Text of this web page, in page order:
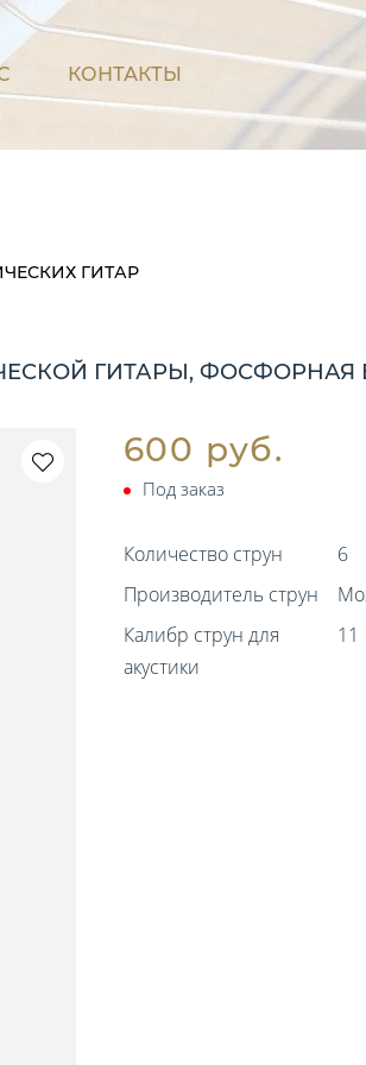
КОНТАКТЫ
ГИТАР
ГИТАРЫ, ФОСФОРНАЯ
600 руб.
Под заказ
Количество струн
6
Производитель струн
Калибр струн для
акустики
11